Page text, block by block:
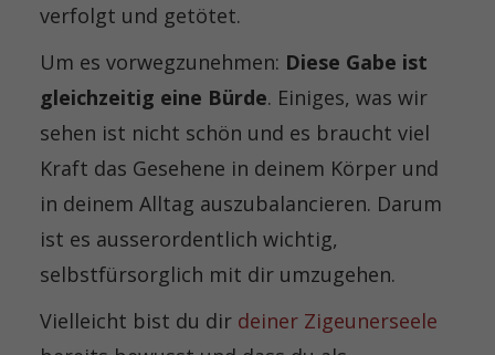
verfolgt und getötet.
Um es vorwegzunehmen: Diese Gabe ist
gleichzeitig eine Bürde. Einiges, was wir
sehen ist nicht schön und es braucht viel
Kraft das Gesehene in deinem Körper und
in deinem Alltag auszubalancieren. Darum
ist es ausserordentlich wichtig,
selbstfürsorglich mit dir umzugehen.
Vielleicht bist du dir deiner Zigeunerseele